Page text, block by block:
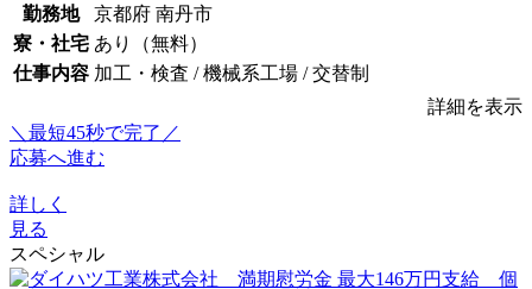
勤務地
京都府 南丹市
寮・社宅 あり（無料）
仕事内容 加工・検査 / 機械系工場 / 交替制
詳細を表示
＼最短45秒で完了／
応募へ進む
詳しく
見る
スペシャル